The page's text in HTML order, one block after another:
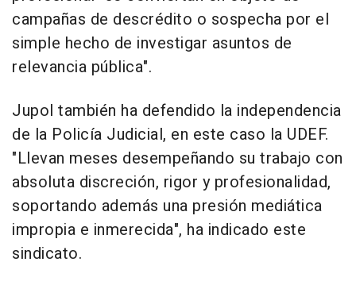
campañas de descrédito o sospecha por el
simple hecho de investigar asuntos de
relevancia pública".
Jupol también ha defendido la independencia
de la Policía Judicial, en este caso la UDEF.
"Llevan meses desempeñando su trabajo con
absoluta discreción, rigor y profesionalidad,
soportando además una presión mediática
impropia e inmerecida", ha indicado este
sindicato.